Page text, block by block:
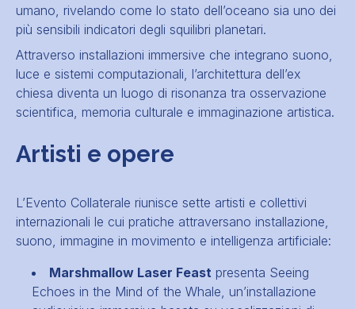
umano, rivelando come lo stato dell’oceano sia uno dei
più sensibili indicatori degli squilibri planetari.
Attraverso installazioni immersive che integrano suono,
luce e sistemi computazionali, l’architettura dell’ex
chiesa diventa un luogo di risonanza tra osservazione
scientifica, memoria culturale e immaginazione artistica.
Artisti e opere
L’Evento Collaterale riunisce sette artisti e collettivi
internazionali le cui pratiche attraversano installazione,
suono, immagine in movimento e intelligenza artificiale:
Marshmallow Laser Feast presenta Seeing
Echoes in the Mind of the Whale, un’installazione